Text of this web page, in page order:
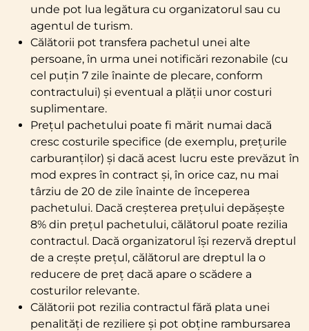
unde pot lua legătura cu organizatorul sau cu
agentul de turism.
Călătorii pot transfera pachetul unei alte
persoane, în urma unei notificări rezonabile (cu
cel puțin 7 zile înainte de plecare, conform
contractului) și eventual a plății unor costuri
suplimentare.
Prețul pachetului poate fi mărit numai dacă
cresc costurile specifice (de exemplu, prețurile
carburanților) și dacă acest lucru este prevăzut în
mod expres în contract și, în orice caz, nu mai
târziu de 20 de zile înainte de începerea
pachetului. Dacă creșterea prețului depășește
8% din prețul pachetului, călătorul poate rezilia
contractul. Dacă organizatorul își rezervă dreptul
de a crește prețul, călătorul are dreptul la o
reducere de preț dacă apare o scădere a
costurilor relevante.
Călătorii pot rezilia contractul fără plata unei
penalități de reziliere și pot obține rambursarea